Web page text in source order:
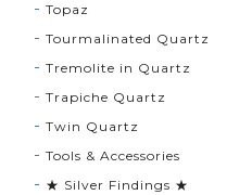
Topaz
Tourmalinated Quartz
Tremolite in Quartz
Trapiche Quartz
Twin Quartz
Tools & Accessories
★ Silver Findings ★